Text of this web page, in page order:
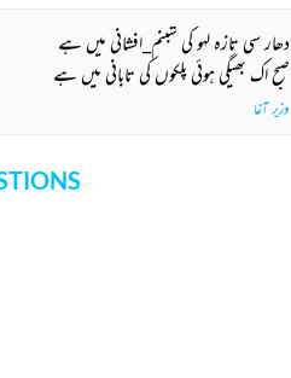
دھار سی تازہ لہو کی شبنم_افشانی میں ہے
صبح اک بھیگی ہوئی پلکوں کی تابانی میں ہے
وزیر آغا